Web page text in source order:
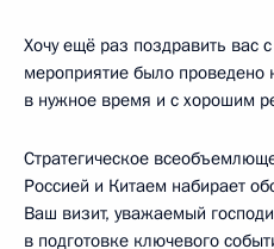
Хочу ещё раз поздравить вас
мероприятие было
в нужное время и с хорошим
Стратегическое
Россией и Китаем набирает
Ваш визит, уважаемый
в подготовке ключевого